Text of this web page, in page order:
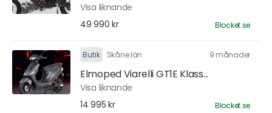
Visa liknande
49 990 kr
Blocket.se
Butik Skåne län 9 månader
Elmoped Viarelli GT1E Klass...
Visa liknande
14 995 kr
Blocket.se